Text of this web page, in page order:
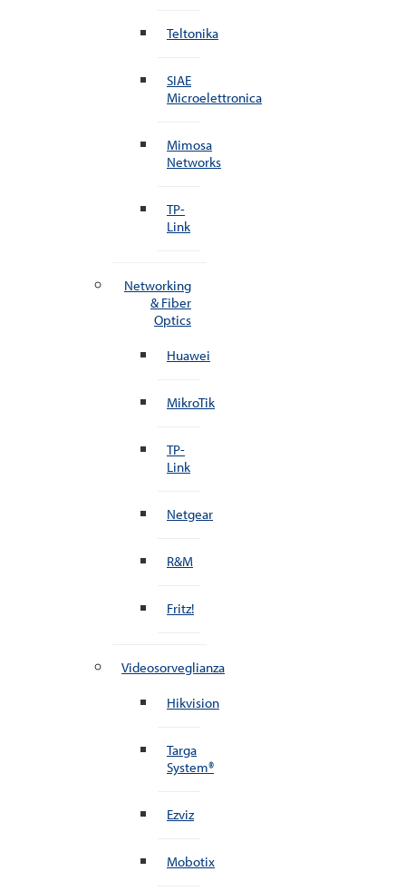
Teltonika
SIAE
Microelettronica
Mimosa
Networks
TP-
Link
Networking
& Fiber
Optics
Huawei
MikroTik
TP-
Link
Netgear
R&M
Fritz!
Videosorveglianza
Hikvision
Targa
System®
Ezviz
Mobotix